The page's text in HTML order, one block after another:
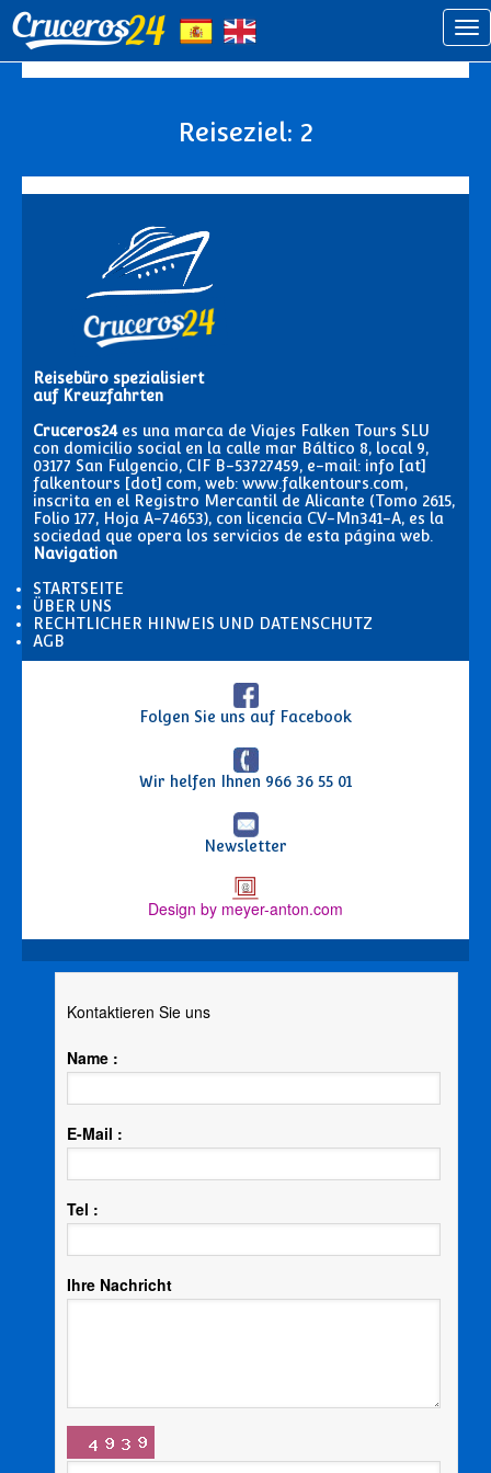
Reiseziel: 2
Reisebüro spezialisiert
auf Kreuzfahrten
Cruceros24es una marca de Viajes Falken Tours SLU
con domicilio social en la calle mar Báltico 8, local 9,
03177 San Fulgencio, CIF B-53727459, e-mail: info [at]
falkentours [dot] com, web: www.falkentours.com,
inscrita en el Registro Mercantil de Alicante (Tomo 2615,
Folio 177, Hoja A-74653), con licencia CV-Mn341-A, es la
sociedad que opera los servicios de esta página web.
Navigation
STARTSEITE
ÜBER UNS
RECHTLICHER HINWEIS UND DATENSCHUTZ
AGB
Folgen Sie uns auf Facebook
Wir helfen Ihnen 966 36 55 01
Newsletter
Design by meyer-anton.com
Kontaktieren Sie uns
Name :
E-Mail :
Tel :
Ihre Nachricht